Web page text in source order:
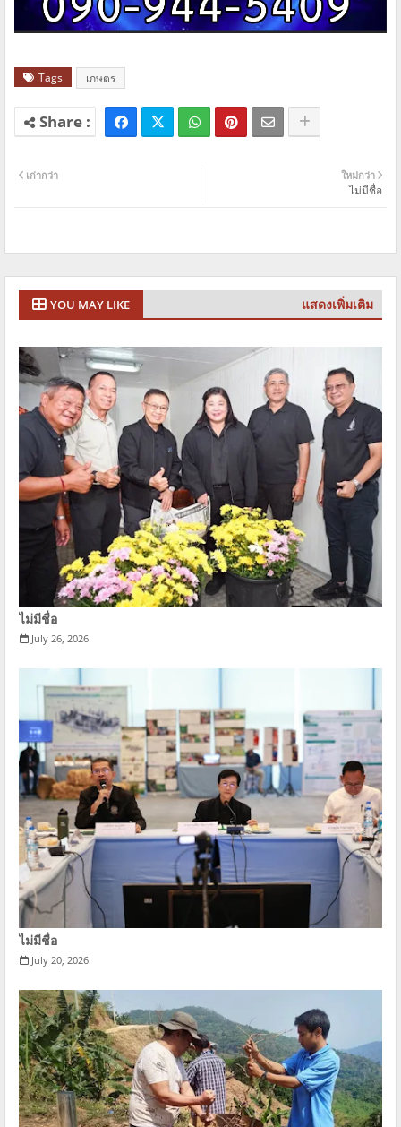
Tags เกษตร
ใหม่กว่า
ไม่มีชื่อ
เก่ากว่า
YOU MAY LIKE แสดงเพิ่มเติม
ไม่มีชื่อ
July 26, 2026
ไม่มีชื่อ
July 20, 2026